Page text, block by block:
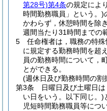
第28号)第4条の規定によ
時間勤務職員」という。)
かわらず，休憩時間を除
週間当たり31時間までの
5
任命権者は，職務の特
に規定する勤務時間を超
員の勤務時間について，
とができる。
(週休日及び勤務時間の割
第3条
日曜日及び土曜日は
い日をいう。以下同じ。)
児短時間勤務職員等につ